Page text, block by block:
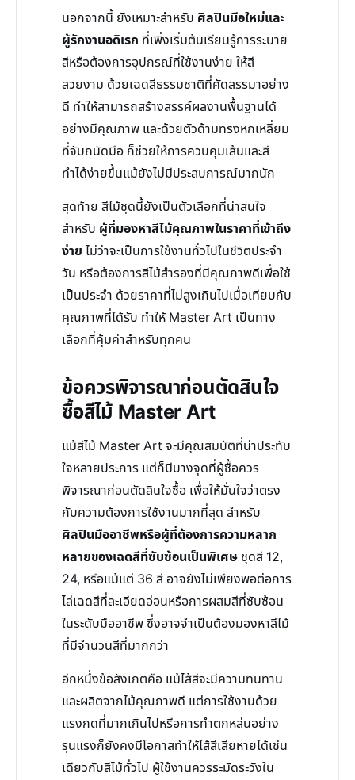
นอกจากนี้ ยังเหมาะสำหรับ ศิลปินมือใหม่และ
ผู้รักงานอดิเรก ที่เพิ่งเริ่มต้นเรียนรู้การระบาย
สีหรือต้องการอุปกรณ์ที่ใช้งานง่าย ให้สี
สวยงาม ด้วยเฉดสีธรรมชาติที่คัดสรรมาอย่าง
ดี ทำให้สามารถสร้างสรรค์ผลงานพื้นฐานได้
อย่างมีคุณภาพ และด้วยตัวด้ามทรงหกเหลี่ยม
ที่จับถนัดมือ ก็ช่วยให้การควบคุมเส้นและสี
ทำได้ง่ายขึ้นแม้ยังไม่มีประสบการณ์มากนัก
สุดท้าย สีไม้ชุดนี้ยังเป็นตัวเลือกที่น่าสนใจ
สำหรับ ผู้ที่มองหาสีไม้คุณภาพในราคาที่เข้าถึง
ง่าย ไม่ว่าจะเป็นการใช้งานทั่วไปในชีวิตประจำ
วัน หรือต้องการสีไม้สำรองที่มีคุณภาพดีเพื่อใช้
เป็นประจำ ด้วยราคาที่ไม่สูงเกินไปเมื่อเทียบกับ
คุณภาพที่ได้รับ ทำให้ Master Art เป็นทาง
เลือกที่คุ้มค่าสำหรับทุกคน
ข้อควรพิจารณาก่อนตัดสินใจ
ซื้อสีไม้ Master Art
แม้สีไม้ Master Art จะมีคุณสมบัติที่น่าประทับ
ใจหลายประการ แต่ก็มีบางจุดที่ผู้ซื้อควร
พิจารณาก่อนตัดสินใจซื้อ เพื่อให้มั่นใจว่าตรง
กับความต้องการใช้งานมากที่สุด สำหรับ
ศิลปินมืออาชีพหรือผู้ที่ต้องการความหลาก
หลายของเฉดสีที่ซับซ้อนเป็นพิเศษ ชุดสี 12,
24, หรือแม้แต่ 36 สี อาจยังไม่เพียงพอต่อการ
ไล่เฉดสีที่ละเอียดอ่อนหรือการผสมสีที่ซับซ้อน
ในระดับมืออาชีพ ซึ่งอาจจำเป็นต้องมองหาสีไม้
ที่มีจำนวนสีที่มากกว่า
อีกหนึ่งข้อสังเกตคือ แม้ไส้สีจะมีความทนทาน
และผลิตจากไม้คุณภาพดี แต่การใช้งานด้วย
แรงกดที่มากเกินไปหรือการทำตกหล่นอย่าง
รุนแรงก็ยังคงมีโอกาสทำให้ไส้สีเสียหายได้เช่น
เดียวกับสีไม้ทั่วไป ผู้ใช้งานควรระมัดระวังใน